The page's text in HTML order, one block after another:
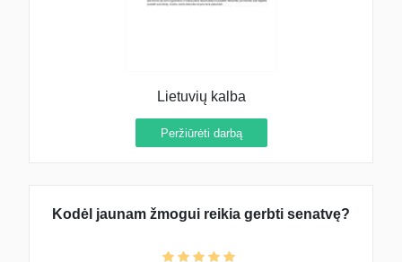
Lietuvių kalba
Peržiūrėti darbą
Kodėl jaunam žmogui reikia gerbti senatvę?